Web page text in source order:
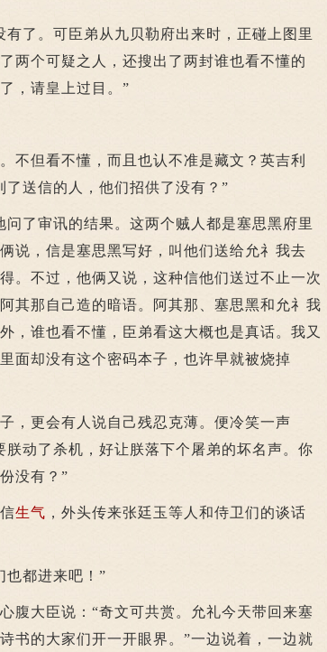
了。可臣弟从九贝勒府出来时，正碰上图里
两个可疑之人，还搜出了两封谁也看不懂的
，请皇上过目。”
但看不懂，而且也认不准是藏文？英吉利
送信的人，他们招供了没有？”
了审讯的结果。这两个贼人都是塞思黑府里
说，信是塞思黑写好，叫他们送给允礻我去
。不过，他俩又说，这种信他们送过不止一次
其那自己造的暗语。阿其那、塞思黑和允礻我
，谁也看不懂，臣弟看这大概也是真话。我又
面却没有这个密码本子，也许早就被烧掉
更会有人说自己残忍克薄。便冷笑一声
动了杀机，好让朕落下个屠弟的坏名声。你
没有？”
生气 ，外头传来张廷玉等人和侍卫们的谈话
都进来吧！”
大臣说：“奇文可共赏。允礼今天带回来塞
书的大家们开一开眼界。”一边说着，一边就